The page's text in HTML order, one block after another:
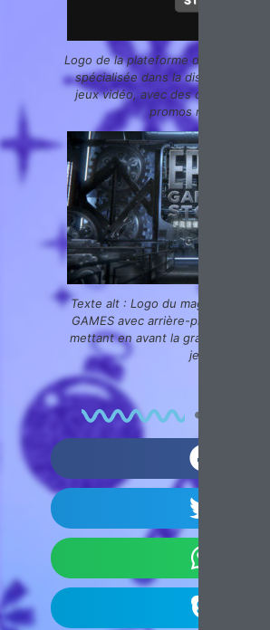
Logo de la plateforme de jeux Epic
spécialisée dans la distribution
jeux vidéo, avec des offres
promos régulières.
Texte alt : Logo du magasin de jeux
GAMES avec arrière-plan
mettant en avant la gratuité et la
jeux.